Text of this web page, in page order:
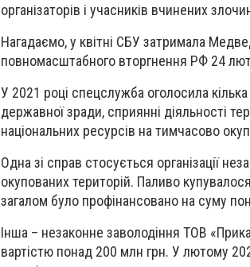
організаторів і учасників вчинених
Нагадаємо, у квітні СБУ затримала
повномасштабного вторгнення РФ 24
У 2021 році спецслужба оголосила
державної зради, сприянні діяльності
національних ресурсів на тимчасово
Одна зі справ стосується організації
окупованих територій. Паливо
загалом було профінансовано на суму
Інша – незаконне заволодіння ТОВ
вартістю понад 200 млн грн. У лютому